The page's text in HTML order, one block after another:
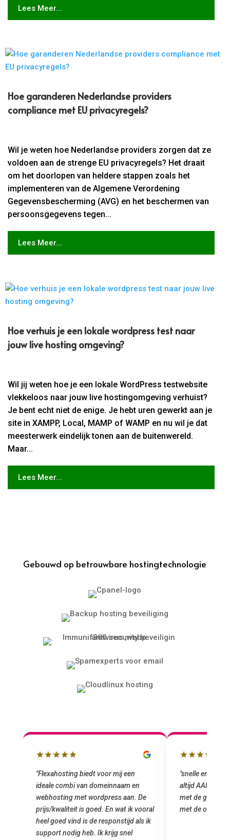
Lees Meer...
Hoe garanderen Nederlandse providers
compliance met EU privacyregels?
Wil je weten hoe Nederlandse providers zorgen dat ze
voldoen aan de strenge EU privacyregels? Het draait
om het doorlopen van heldere stappen zoals het
implementeren van de Algemene Verordening
Gegevensbescherming (AVG) en het beschermen van
persoonsgegevens tegen...
Lees Meer...
Hoe verhuis je een lokale wordpress test naar
jouw live hosting omgeving?
Wil jij weten hoe je een lokale WordPress testwebsite
vlekkeloos naar jouw live hostingomgeving verhuist?
Je bent echt niet de enige. Je hebt uren gewerkt aan je
site in XAMPP, Local, MAMP of WAMP en nu wil je dat
meesterwerk eindelijk tonen aan de buitenwereld.
Maar...
Lees Meer...
Gebouwd op betrouwbare hostingtechnologie
"snelle en vriendelijke service. staat
altijd AAN (: fijne prijzen vergeleken
met de grote jongens en dus nu al blij
met de overstap!"
"Top service. Ik
het installeren
was meteen
gemaakt. Top